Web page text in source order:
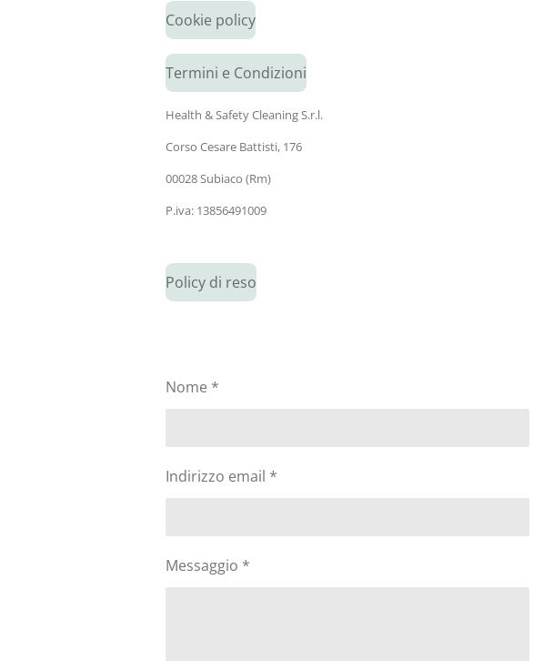
Cookie policy
Termini e Condizioni
Health & Safety Cleaning S.r.l.
Corso Cesare Battisti, 176
00028 Subiaco (Rm)
P.iva: 13856491009
Policy di reso
Nome *
Indirizzo email *
Messaggio *